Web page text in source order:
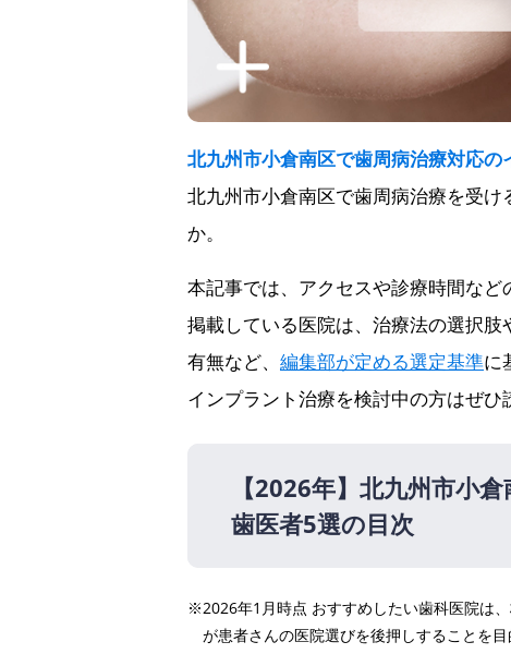
北九州市小倉南区で歯周病治療対応
北九州市小倉南区で歯周病治療を受
か。
本記事では、アクセスや診療時間など
掲載している医院は、治療法の選択
有無など、 編集部が定める選定基準に
インプラント治療を検討中の方はぜひ
【2026年】 北九州市小
歯医者5選の目次
くらとみ歯科クリニック
医療法人皓歯会 かんざき歯科
※2026年1月時点 おすすめしたい歯科医院は
が患者さんの医院選びを後押しすることを